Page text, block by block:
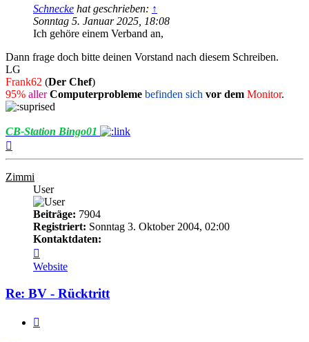
Schnecke hat geschrieben: ↑
Sonntag 5. Januar 2025, 18:08
Ich gehöre einem Verband an,
Dann frage doch bitte deinen Vorstand nach diesem Schreiben.
LG
Frank62 (Der Chef)
95% aller Computerprobleme befinden sich vor dem Monitor.
CB-Station Bingo01
Zimmi
User
Beiträge: 7904
Registriert: Sonntag 3. Oktober 2004, 02:00
Kontaktdaten:
von
Zimmi
Website
Re: BV - Rücktritt